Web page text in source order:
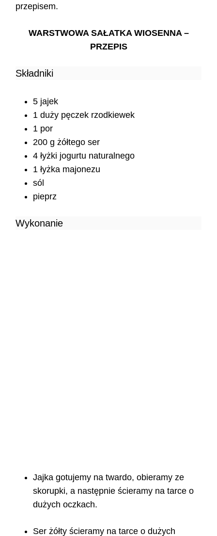
przepisem.
WARSTWOWA SAŁATKA WIOSENNA –
PRZEPIS
Składniki
5 jajek
1 duży pęczek rzodkiewek
1 por
200 g żółtego ser
4 łyżki jogurtu naturalnego
1 łyżka majonezu
sól
pieprz
Wykonanie
Jajka gotujemy na twardo, obieramy ze
skorupki, a następnie ścieramy na tarce o
dużych oczkach.
Ser żółty ścieramy na tarce o dużych